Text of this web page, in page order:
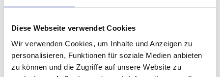
Diese Webseite verwendet Cookies
Wir verwenden Cookies, um Inhalte und Anzeigen zu
personalisieren, Funktionen für soziale Medien anbieten
zu können und die Zugriffe auf unsere Website zu
Chemiespezialist
veröffentlicht mit
umfangreichen
Produkthinweisen